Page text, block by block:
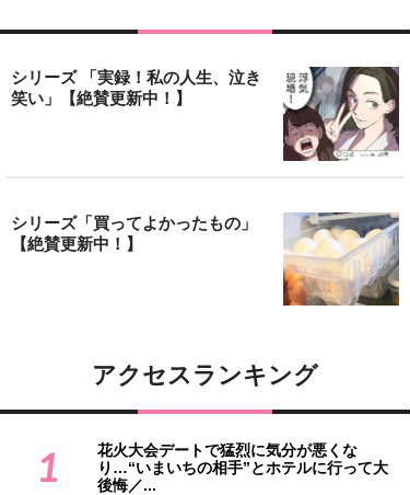
シリーズ 「実録！私の人生、泣き
笑い」【絶賛更新中！】
シリーズ「買ってよかったもの」
【絶賛更新中！】
アクセスランキング
1
花火大会デートで猛烈に気分が悪くな
り…“いまいちの相手”とホテルに行って大
後悔／...